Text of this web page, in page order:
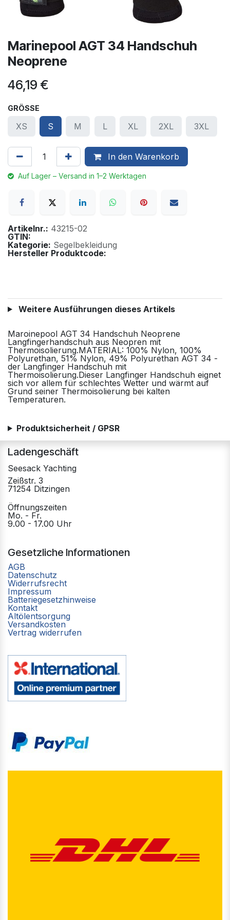
Marinepool AGT 34 Handschuh
Neoprene
46,19 €
GRÖSSE
XS S M L XL 2XL 3XL
In den Warenkorb
Auf Lager – Versand in 1–2 Werktagen
Artikelnr.: 43215-02
GTIN:
Kategorie: Segelbekleidung
Hersteller Produktcode:
Weitere Ausführungen dieses Artikels
Maroinepool AGT 34 Handschuh Neoprene
Langfingerhandschuh aus Neopren mit
Thermoisolierung.MATERIAL: 100% Nylon, 100%
Polyurethan, 51% Nylon, 49% Polyurethan AGT 34 -
der Langfinger Handschuh mit
Thermoisolierung.Dieser Langfinger Handschuh eignet
sich vor allem für schlechtes Wetter und wärmt auf
Grund seiner Thermoisolierung bei kalten
Temperaturen.
Produktsicherheit / GPSR
Ladengeschäft
Seesack Yachting
Zeißstr. 3
71254 Ditzingen
Öffnungszeiten
Mo. - Fr.
9.00 - 17.00 Uhr
Gesetzliche Informationen
AGB
Datenschutz
Widerrufsrecht
Impressum
Batteriegesetzhinweise
Kontakt
Altölentsorgung
Versandkosten
Vertrag widerrufen